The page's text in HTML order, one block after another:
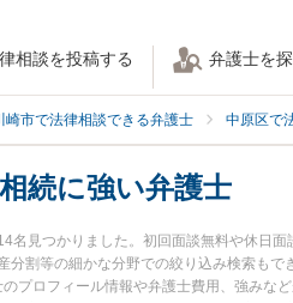
相談を投稿する 弁護士を
崎市で法律相談できる弁護士 中原区で
続に強い弁護士
見つかりました。初回面談無料や休日
割等の細かな分野での絞り込み検索も
プロフィール情報や弁護士費用、強みな